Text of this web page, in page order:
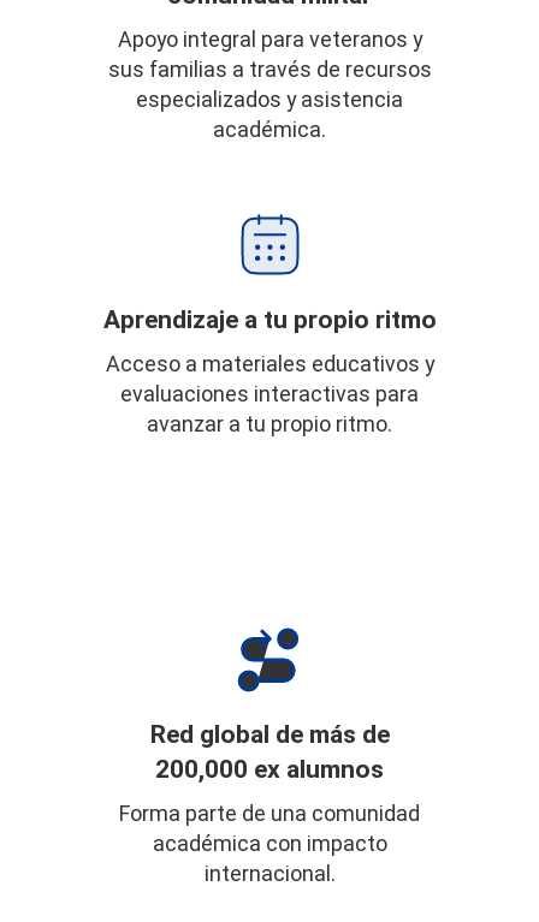
Apoyo integral para veteranos y
sus familias a través de recursos
especializados y asistencia
académica.
Aprendizaje a tu propio ritmo
Acceso a materiales educativos y
evaluaciones interactivas para
avanzar a tu propio ritmo.
Red global de más de
200,000 ex alumnos
Forma parte de una comunidad
académica con impacto
internacional.